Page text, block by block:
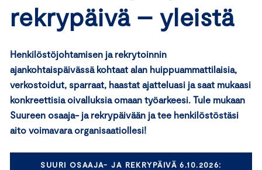
rekrypäivä – yleistä
Henkilöstöjohtamisen ja rekrytoinnin
ajankohtaispäivässä kohtaat alan huippuammattilaisia,
verkostoidut, sparraat, haastat ajatteluasi ja saat mukaasi
konkreettisia oivalluksia omaan työarkeesi. Tule mukaan
Suureen osaaja- ja rekrypäivään ja tee henkilöstöstäsi
aito voimavara organisaatiollesi!
SUURI OSAAJA- JA REKRYPÄIVÄ 6.10.2026: